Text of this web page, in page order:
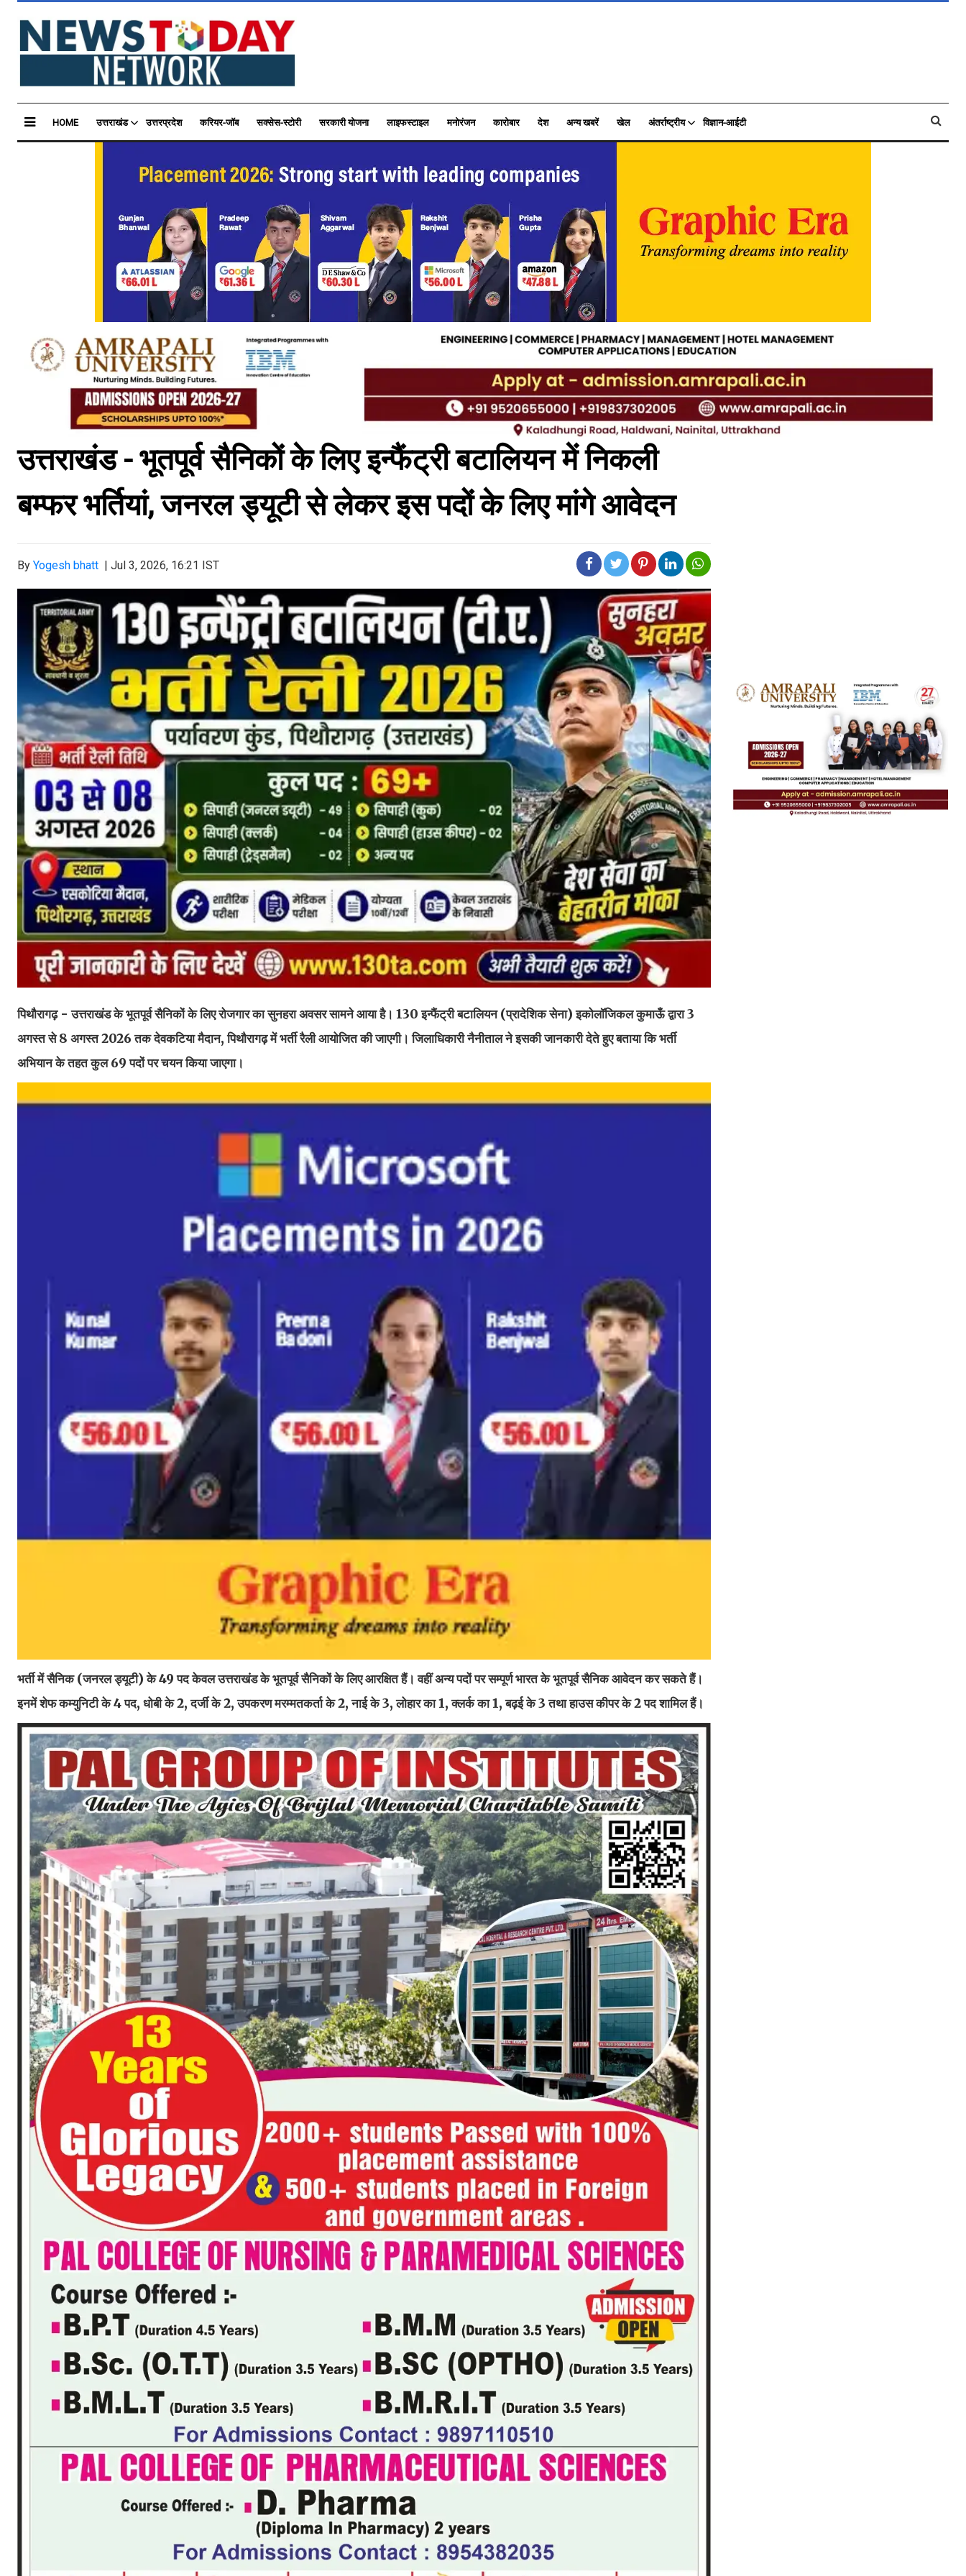
HOME उत्तराखंड उत्तरप्रदेश करियर-जॉब सक्सेस-स्टोरी सरकारी योजना लाइफस्टाइल मनोरंजन कारोबार देश अन्य खबरें खेल अंतर्राष्ट्रीय विज्ञान-आईटी
उत्तराखंड - भूतपूर्व सैनिकों के लिए इन्फैंट्री बटालियन में निकली
बम्फर भर्तियां, जनरल ड्यूटी से लेकर इस पदों के लिए मांगे आवेदन
By Yogesh bhatt | Jul 3, 2026, 16:21 IST
पिथौरागढ़ - उत्तराखंड के भूतपूर्व सैनिकों के लिए रोजगार का सुनहरा अवसर सामने आया है। 130 इन्फैंट्री बटालियन (प्रादेशिक सेना) इकोलॉजिकल कुमाऊँ द्वारा 3
अगस्त से 8 अगस्त 2026 तक देवकटिया मैदान, पिथौरागढ़ में भर्ती रैली आयोजित की जाएगी। जिलाधिकारी नैनीताल ने इसकी जानकारी देते हुए बताया कि भर्ती
अभियान के तहत कुल 69 पदों पर चयन किया जाएगा।
भर्ती में सैनिक (जनरल ड्यूटी) के 49 पद केवल उत्तराखंड के भूतपूर्व सैनिकों के लिए आरक्षित हैं। वहीं अन्य पदों पर सम्पूर्ण भारत के भूतपूर्व सैनिक आवेदन कर सकते हैं।
इनमें शेफ कम्युनिटी के 4 पद, धोबी के 2, दर्जी के 2, उपकरण मरम्मतकर्ता के 2, नाई के 3, लोहार का 1, क्लर्क का 1, बढ़ई के 3 तथा हाउस कीपर के 2 पद शामिल हैं।